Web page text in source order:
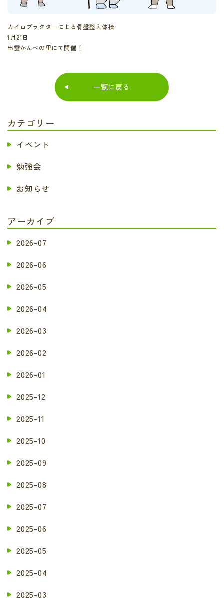
カイロプラクターによる骨盤整え体操
1月21日
出雲かんべの里にて開催！
一覧に戻る
カテゴリー
イベント
勉強会
お知らせ
アーカイブ
2026-07
2026-06
2026-05
2026-04
2026-03
2026-02
2026-01
2025-12
2025-11
2025-10
2025-09
2025-08
2025-07
2025-06
2025-05
2025-04
2025-03